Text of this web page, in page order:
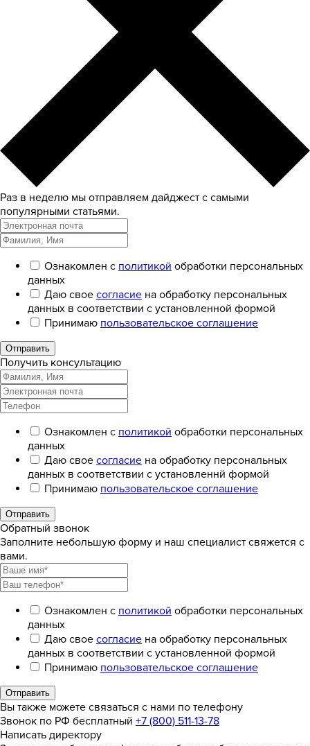
Раз в неделю мы отправляем дайджест с самыми
популярными статьями.
Ознакомлен с политикой обработки персональных
данных
Даю свое согласие на обработку персональных
данных в соответствии с установленной формой
Принимаю пользовательское соглашение
Отправить
Получить консультацию
Ознакомлен с политикой обработки персональных
данных
Даю свое согласие на обработку персональных
данных в соответствии с установленнй формой
Принимаю пользовательское соглашение
Отправить
Обратный звонок
Заполните небольшую форму и наш специалист свяжется с
вами.
Ознакомлен с политикой обработки персональных
данных
Даю свое согласие на обработку персональных
данных в соответствии с установленной формой
Принимаю пользовательское соглашение
Отправить
Вы также можете связаться с нами по телефону
Звонок по РФ бесплатный +7 (800) 511-13-78
Написать директору